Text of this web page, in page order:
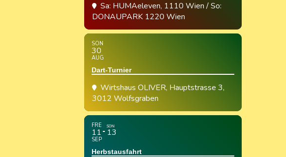
Sa: HUMAeleven, 1110 Wien / So:
DONAUPARK 1220 Wien
SON
30
AUG
Dart-Turnier
Wirtshaus OLIVER, Hauptstrasse 3,
3012 Wolfsgraben
FRE
11
SEP
SON
13
Herbstausfahrt